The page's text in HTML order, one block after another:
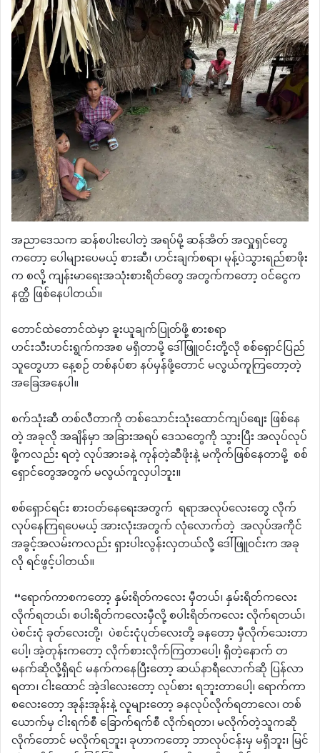
အညာဒေသက ဆန်စပါးပေါတဲ့ အရပ်မို့ ဆန်အိတ် အလှူရှင်တွေ
ကတော့ ပေါများပေမယ့် စားဆီ၊ ဟင်းချက်စရာ၊ မုန့်ပဲသွားရည်စာဖိုး
က စလို့ ကျန်းမာရေးအသုံးစားရိတ်တွေ အတွက်ကတော့ ဝင်ငွေက
နတ္ထိ ဖြစ်နေပါတယ်။
တောင်ထဲတောင်ထဲမှာ ခူးယူချက်ပြုတ်ဖို့ စားစရာ
ဟင်းသီးဟင်းရွက်ကအစ မရှိတာမို့ ဒေါ်ဖြူဝင်းတို့လို စစ်ရှောင်ပြည်
သူတွေဟာ နေ့စဉ် တစ်နပ်စာ နပ်မှန်ဖို့တောင် မလွယ်ကူကြတော့တဲ့
အခြေအနေပါ။
စက်သုံးဆီ တစ်လီတာကို တစ်သောင်းသုံးထောင်ကျပ်စျေး ဖြစ်နေ
တဲ့ အခုလို အချိန်မှာ အခြားအရပ် ဒေသတွေကို သွားပြီး အလုပ်လုပ်
ဖို့ကလည်း ရတဲ့ လုပ်အားခနဲ့ ကုန်တဲ့ဆီဖိုးနဲ့ မကိုက်ဖြစ်နေတာမို့ စစ်
ရှောင်တွေအတွက် မလွယ်ကူလှပါဘူး။
စစ်ရှောင်ရင်း စားဝတ်နေရေးအတွက် ရရာအလုပ်လေးတွေ လိုက်
လုပ်နေကြရပေမယ့် အားလုံးအတွက် လုံလောက်တဲ့ အလုပ်အကိုင်
အခွင့်အလမ်းကလည်း ရှားပါးလွန်းလှတယ်လို့ ဒေါ်ဖြူဝင်းက အခု
လို ရင်ဖွင့်ပါတယ်။
“ရောက်ကာစကတော့ နှမ်းရိတ်ကလေး မှီတယ်၊ နှမ်းရိတ်ကလေး
လိုက်ရတယ်၊ စပါးရိတ်ကလေးမှီလို့ စပါးရိတ်ကလေး လိုက်ရတယ်၊
ပဲစင်းငုံ ခုတ်လေးတို့၊ ပဲစင်းငုံပုတ်လေးတို့ ခနတော့ မှီလိုက်သေးတာ
ပေါ့၊ အဲ့တုန်းကတော့ လိုက်စားလိုက်ကြတာပေါ့၊ ရှိတဲ့နောက် တ
မနက်ဆိုလို့ရှိရင် မနက်ကနေပြီးတော့ ဆယ်နာရီလောက်ဆို ပြန်လာ
ရတာ၊ ငါးထောင် အဲ့ဒါလေးတော့ လုပ်စား ရဘူးတာပေါ့၊ ရောက်ကာ
စလေးတော့ အုန်းအုန်းနဲ့ လူများတော့ ခနလုပ်လိုက်ရတာလေ၊ တစ်
ယောက်မှ ငါးရက်စီ ခြောက်ရက်စီ လိုက်ရတာ၊ မလိုက်တဲ့သူကဆို
လိုက်တောင် မလိုက်ရဘူး၊ ခုဟာကတော့ ဘာလုပ်ငန်းမှ မရှိဘူး၊ မြင်